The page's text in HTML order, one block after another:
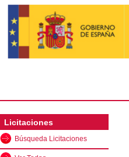
Licitaciones
Búsqueda Licitaciones